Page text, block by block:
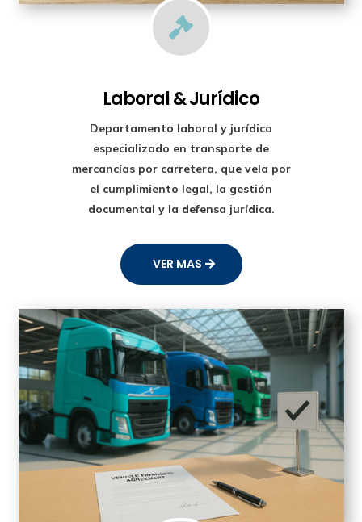

Laboral & Jurídico
Departamento laboral y jurídico
especializado en transporte de
mercancías por carretera, que vela por
el cumplimiento legal, la gestión
documental y la defensa jurídica.
VER MAS